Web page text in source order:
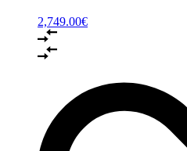
2,749.00€